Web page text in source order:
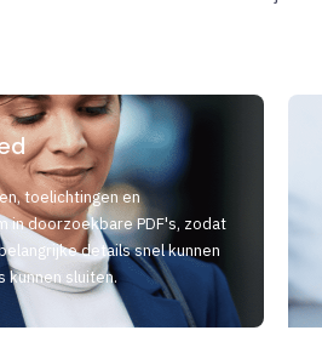
toelichtingen en
in doorzoekbare PDF's, zodat
details snel kunnen
kunnen sluiten.